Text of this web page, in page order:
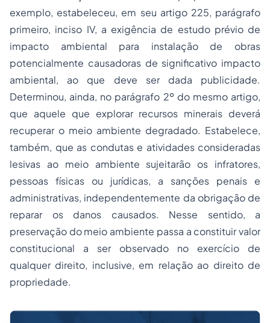
exemplo, estabeleceu, em seu artigo 225, parágrafo
primeiro, inciso IV, a exigência de estudo prévio de
impacto ambiental para instalação de obras
potencialmente causadoras de significativo impacto
ambiental, ao que deve ser dada publicidade.
Determinou, ainda, no parágrafo 2º do mesmo artigo,
que aquele que explorar recursos minerais deverá
recuperar o meio ambiente degradado. Estabelece,
também, que as condutas e atividades consideradas
lesivas ao meio ambiente sujeitarão os infratores,
pessoas físicas ou jurídicas, a sanções penais e
administrativas, independentemente da obrigação de
reparar os danos causados. Nesse sentido, a
preservação do meio ambiente passa a constituir valor
constitucional a ser observado no exercício de
qualquer direito, inclusive, em relação ao direito de
propriedade.